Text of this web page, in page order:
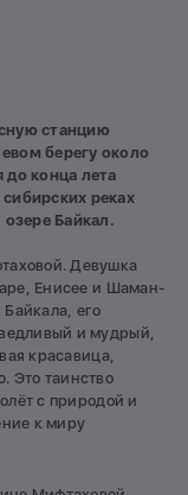
станцию
берегу около
конца лета
реках
Байкал.
Девушка
Енисее и Шаман-
его
и мудрый,
красавица,
Это таинство
с природой и
к миру